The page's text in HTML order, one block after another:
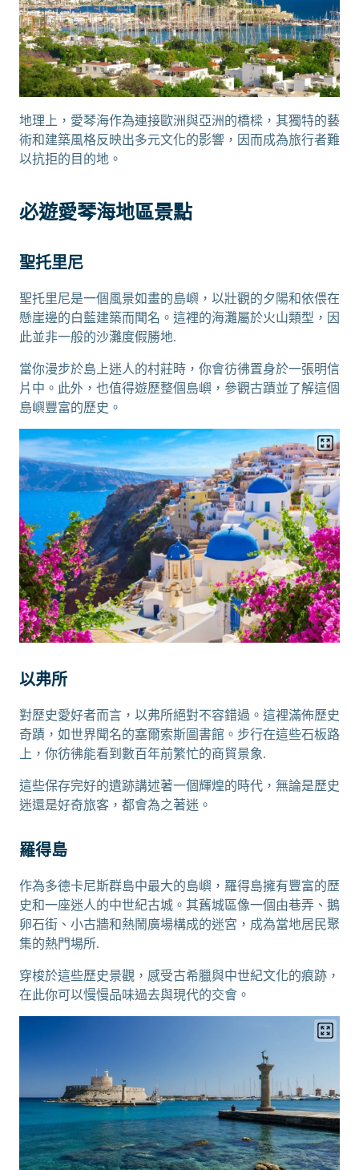
地理上，愛琴海作為連接歐洲與亞洲的橋樑，其獨特的藝
術和建築風格反映出多元文化的影響，因而成為旅行者難
以抗拒的目的地。
必遊愛琴海地區景點
聖托里尼
聖托里尼是一個風景如畫的島嶼，以壯觀的夕陽和依偎在
懸崖邊的白藍建築而聞名。這裡的海灘屬於火山類型，因
此並非一般的沙灘度假勝地.
當你漫步於島上迷人的村莊時，你會彷彿置身於一張明信
片中。此外，也值得遊歷整個島嶼，參觀古蹟並了解這個
島嶼豐富的歷史。
以弗所
對歷史愛好者而言，以弗所絕對不容錯過。這裡滿佈歷史
奇蹟，如世界聞名的塞爾索斯圖書館。步行在這些石板路
上，你彷彿能看到數百年前繁忙的商貿景象.
這些保存完好的遺跡講述著一個輝煌的時代，無論是歷史
迷還是好奇旅客，都會為之著迷。
羅得島
作為多德卡尼斯群島中最大的島嶼，羅得島擁有豐富的歷
史和一座迷人的中世紀古城。其舊城區像一個由巷弄、鵝
卵石街、小古牆和熱鬧廣場構成的迷宮，成為當地居民聚
集的熱門場所.
穿梭於這些歷史景觀，感受古希臘與中世紀文化的痕跡，
在此你可以慢慢品味過去與現代的交會。